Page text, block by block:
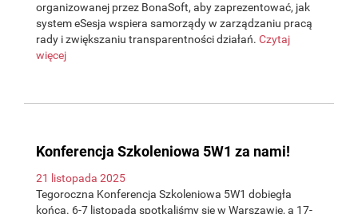
organizowanej przez BonaSoft, aby zaprezentować, jak
system eSesja wspiera samorządy w zarządzaniu pracą
rady i zwiększaniu transparentności działań. Czytaj
więcej
Konferencja Szkoleniowa 5W1 za nami!
21 listopada 2025
Tegoroczna Konferencja Szkoleniowa 5W1 dobiegła
końca. 6-7 listopada spotkaliśmy się w Warszawie, a 17-